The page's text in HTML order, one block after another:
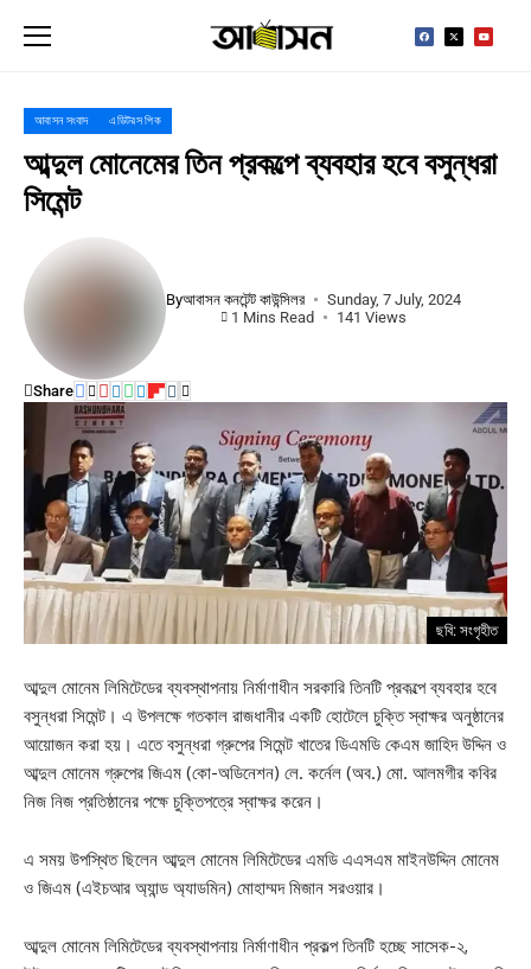
আবাসন সংবাদ এডিটরস পিক
আব্দুল মোনেমের তিন প্রকল্পে ব্যবহার হবে বসুন্ধরা
সিমেন্ট
Byআবাসন কনটেন্ট কাউন্সিলর
Sunday, 7 July, 2024
1 Mins Read
141 Views
Share
ছবি: সংগৃহীত
আব্দুল মোনেম লিমিটেডের ব্যবস্থাপনায় নির্মাণাধীন সরকারি তিনটি প্রকল্পে ব্যবহার হবে
বসুন্ধরা সিমেন্ট। এ উপলক্ষে গতকাল রাজধানীর একটি হোটেলে চুক্তি স্বাক্ষর অনুষ্ঠানের
আয়োজন করা হয়। এতে বসুন্ধরা গ্রুপের সিমেন্ট খাতের ডিএমডি কেএম জাহিদ উদ্দিন ও
আব্দুল মোনেম গ্রুপের জিএম (কো-অডিনেশন) লে. কর্নেল (অব.) মো. আলমগীর কবির
নিজ নিজ প্রতিষ্ঠানের পক্ষে চুক্তিপত্রে স্বাক্ষর করেন।
এ সময় উপস্থিত ছিলেন আব্দুল মোনেম লিমিটেডের এমডি এএসএম মাইনউদ্দিন মোনেম
ও জিএম (এইচআর অ্যান্ড অ্যাডমিন) মোহাম্মদ মিজান সরওয়ার।
আব্দুল মোনেম লিমিটেডের ব্যবস্থাপনায় নির্মাণাধীন প্রকল্প তিনটি হচ্ছে সাসেক-২,